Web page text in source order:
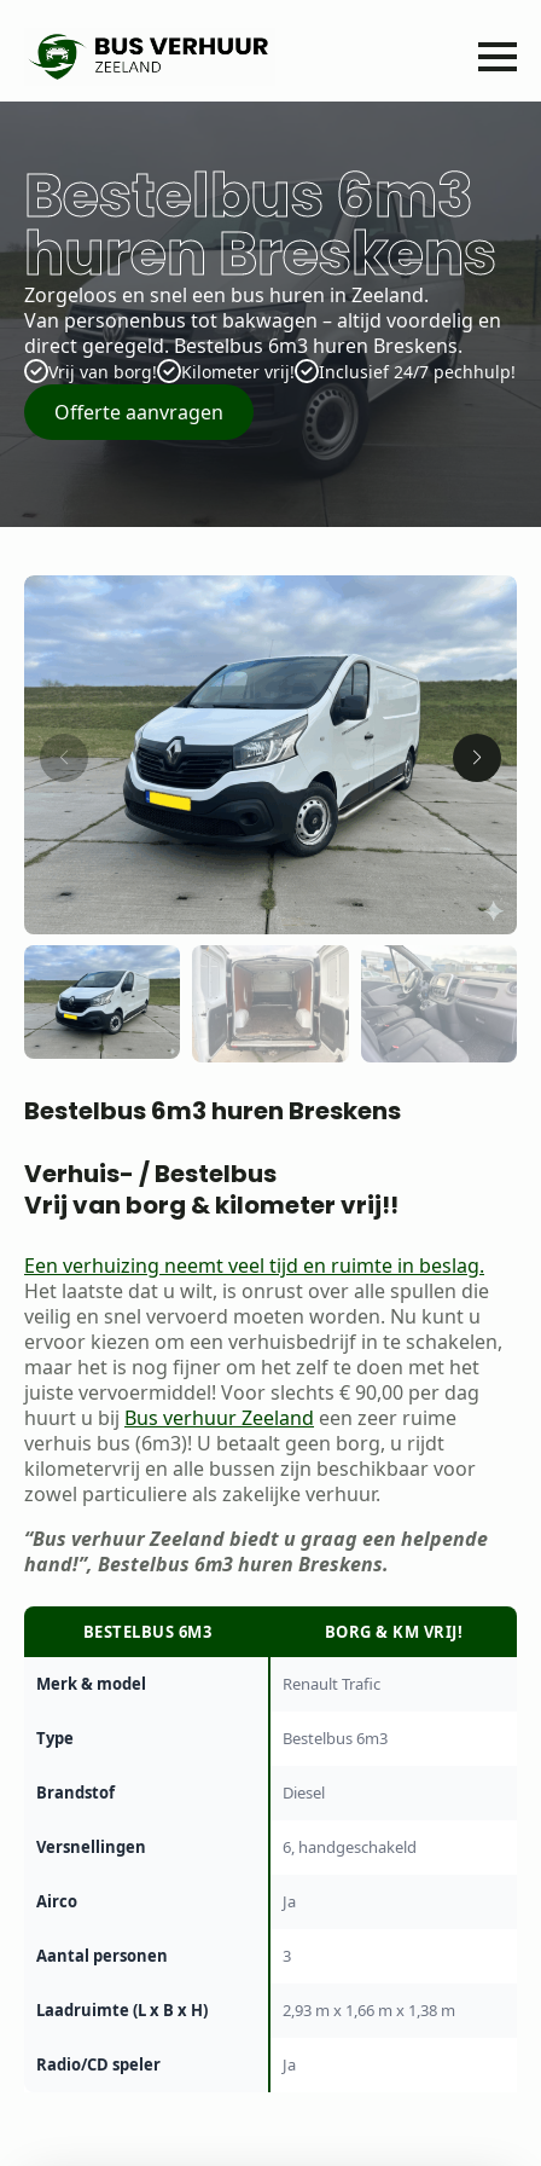
Bestelbus 6m3
huren Breskens
Zorgeloos en snel een bus huren in Zeeland.
Van personenbus tot bakwagen – altijd voordelig en
direct geregeld. Bestelbus 6m3 huren Breskens.
Vrij van borg! Kilometer vrij! Inclusief 24/7 pechhulp!
Offerte aanvragen
Bestelbus 6m3 huren Breskens
Verhuis- / Bestelbus
Vrij van borg & kilometer vrij!!
Een verhuizing neemt veel tijd en ruimte in beslag.
Het laatste dat u wilt, is onrust over alle spullen die
veilig en snel vervoerd moeten worden. Nu kunt u
ervoor kiezen om een verhuisbedrijf in te schakelen,
maar het is nog fijner om het zelf te doen met het
juiste vervoermiddel! Voor slechts € 90,00 per dag
huurt u bij Bus verhuur Zeeland een zeer ruime
verhuis bus (6m3)! U betaalt geen borg, u rijdt
kilometervrij en alle bussen zijn beschikbaar voor
zowel particuliere als zakelijke verhuur.
“Bus verhuur Zeeland biedt u graag een helpende
hand!”, Bestelbus 6m3 huren Breskens.
BESTELBUS 6M3 BORG & KM VRIJ!
Merk & model Renault Trafic
Type Bestelbus 6m3
Brandstof Diesel
Versnellingen 6, handgeschakeld
Airco Ja
Aantal personen 3
Laadruimte (L x B x H) 2,93 m x 1,66 m x 1,38 m
Radio/CD speler Ja